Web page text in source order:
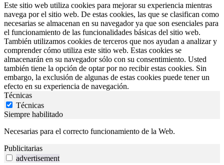
Este sitio web utiliza cookies para mejorar su experiencia mientras
navega por el sitio web. De estas cookies, las que se clasifican como
necesarias se almacenan en su navegador ya que son esenciales para
el funcionamiento de las funcionalidades básicas del sitio web.
También utilizamos cookies de terceros que nos ayudan a analizar y
comprender cómo utiliza este sitio web. Estas cookies se
almacenarán en su navegador sólo con su consentimiento. Usted
también tiene la opción de optar por no recibir estas cookies. Sin
embargo, la exclusión de algunas de estas cookies puede tener un
efecto en su experiencia de navegación.
Técnicas
Técnicas
Siempre habilitado
Necesarias para el correcto funcionamiento de la Web.
Publicitarias
advertisement